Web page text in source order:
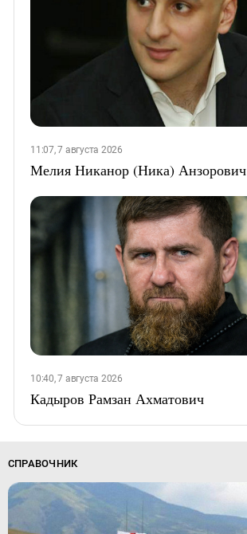
11:07, 7 августа 2026
Мелия Никанор (Ника) Анзорович
10:40, 7 августа 2026
Кадыров Рамзан Ахматович
СПРАВОЧНИК